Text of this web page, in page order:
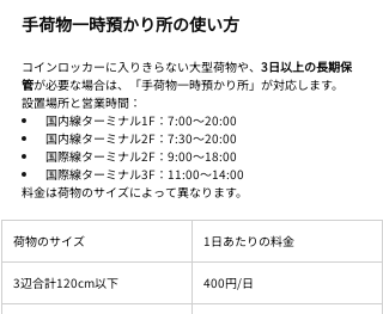
手荷物一時預かり所の使い方
コインロッカーに入りきらない大型荷物や、 3日以上の長期保
管が必要な場合は、「手荷物一時預かり所」が対応します。
設置場所と営業時間：
国内線ターミナル1F：7:00〜20:00
国内線ターミナル2F：7:30〜20:00
国際線ターミナル2F：9:00〜18:00
国際線ターミナル3F：11:00〜14:00
料金は荷物のサイズによって異なります。
荷物のサイズ 1日あたりの料金
3辺合計120cm以下 400円/日